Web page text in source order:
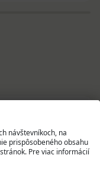
návštevníkoch, na
prispôsobeného obsahu
Pre viac informácií